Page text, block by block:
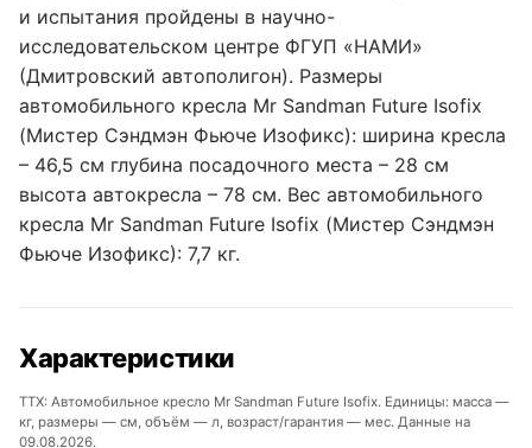
и испытания пройдены в научно-
исследовательском центре ФГУП «НАМИ»
(Дмитровский автополигон). Размеры
автомобильного кресла Mr Sandman Future Isofix
(Мистер Сэндмэн Фьюче Изофикс): ширина кресла
– 46,5 см глубина посадочного места – 28 см
высота автокресла – 78 см. Вес автомобильного
кресла Mr Sandman Future Isofix (Мистер Сэндмэн
Фьюче Изофикс): 7,7 кг.
Характеристики
ТТХ: Автомобильное кресло Mr Sandman Future Isofix. Единицы: масса —
кг, размеры — см, объём — л, возраст/гарантия — мес. Данные на
09.08.2026.